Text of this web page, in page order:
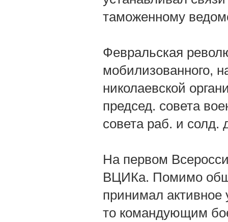
таможенному
Февральская
мобилизованного,
николаевской
председ. совета
совета раб. и солд.
На первом
ВЦИКа. Помимо
принимал активное
то командующим